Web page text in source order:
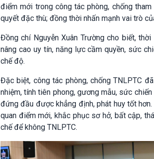
điểm mới trong công tác phòng, chống
quyết đặc thù; đồng thời nhấn mạnh vai trò
Đồng chí Nguyễn Xuân Trường cho biết,
nâng cao uy tín, năng lực cầm quyền, sức
chế độ.
Đặc biệt, công tác phòng, chống TNLPTC
nhiệm, tính tiên phong, gương mẫu, sức
đứng đầu được khẳng định, phát huy tốt
quan điểm mới, khắc phục sơ hở, bất cập,
chế để không TNLPTC.